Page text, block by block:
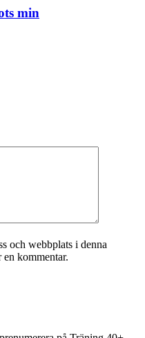
min
och webbplats i denna
kommentar.